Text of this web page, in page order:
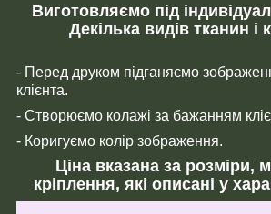
Виготовляємо під
Декілька видів тканин і
- Перед друком підганяємо
клієнта.
- Створюємо колажі за бажанням
- Коригуємо колір зображення.
Ціна вказана за розміри,
кріплення, які описані у